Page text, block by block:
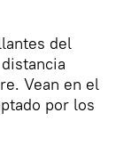
del
Vean en el
por los